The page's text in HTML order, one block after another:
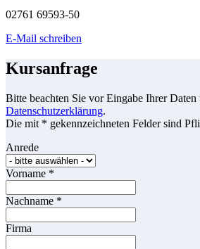
02761 69593-50
E-Mail schreiben
Kursanfrage
Bitte beachten Sie vor Eingabe Ihrer Daten
Datenschutzerklärung.
Die mit * gekennzeichneten Felder sind
Anrede
Vorname *
Nachname *
Firma